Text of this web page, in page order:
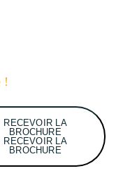
!
RECEVOIR LA
BROCHURE
RECEVOIR LA
BROCHURE